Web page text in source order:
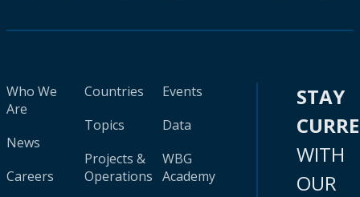
Who We
Are
News
Careers
Countries
Topics
Projects &
Operations
Events
Data
WBG
Academy
STAY
WITH
OUR